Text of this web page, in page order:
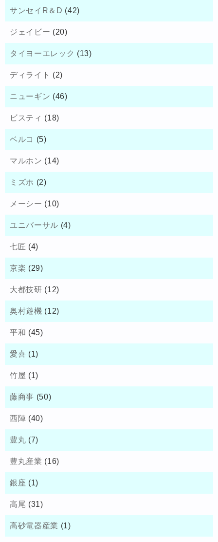
サンセイR＆D (42)
ジェイビー (20)
タイヨーエレック (13)
ディライト (2)
ニューギン (46)
ビスティ (18)
ベルコ (5)
マルホン (14)
ミズホ (2)
メーシー (10)
ユニバーサル (4)
七匠 (4)
京楽 (29)
大都技研 (12)
奥村遊機 (12)
平和 (45)
愛喜 (1)
竹屋 (1)
藤商事 (50)
西陣 (40)
豊丸 (7)
豊丸産業 (16)
銀座 (1)
高尾 (31)
高砂電器産業 (1)